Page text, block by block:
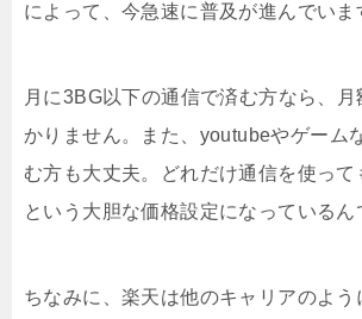
によって、今急速に普及が進んでいま
月に3BG以下の通信で済む方なら、
かりません。また、youtubeやゲーム
む方も大丈夫。どれだけ通信を使って
という大胆な価格設定になっているん
ちなみに、楽天は他のキャリアのよう